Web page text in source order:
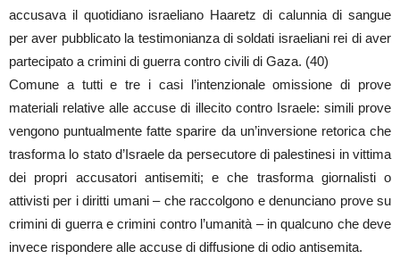
accusava il quotidiano israeliano Haaretz di calunnia di sangue
per aver pubblicato la testimonianza di soldati israeliani rei di aver
partecipato a crimini di guerra contro civili di Gaza. (40)
Comune a tutti e tre i casi l’intenzionale omissione di prove
materiali relative alle accuse di illecito contro Israele: simili prove
vengono puntualmente fatte sparire da un’inversione retorica che
trasforma lo stato d’Israele da persecutore di palestinesi in vittima
dei propri accusatori antisemiti; e che trasforma giornalisti o
attivisti per i diritti umani – che raccolgono e denunciano prove su
crimini di guerra e crimini contro l’umanità – in qualcuno che deve
invece rispondere alle accuse di diffusione di odio antisemita.